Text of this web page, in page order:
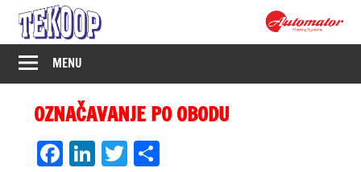
Skip
content
–
MENU
OZNAČAVANJE PO OBODU
Facebook
LinkedIn
Twitter